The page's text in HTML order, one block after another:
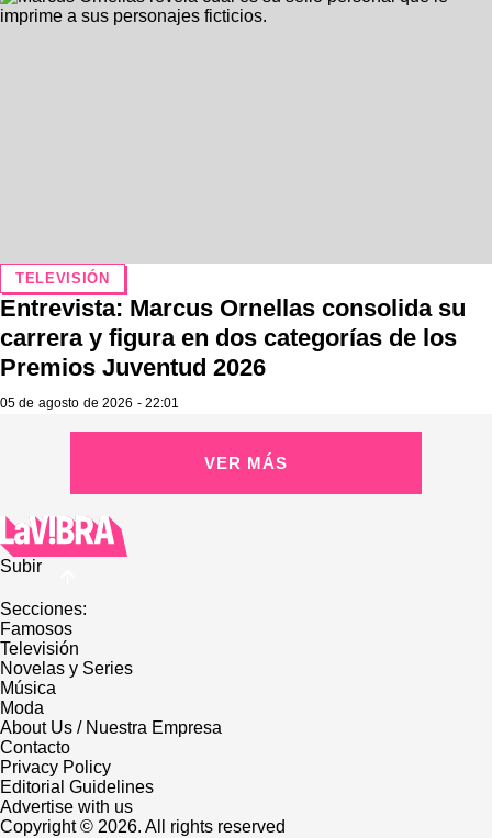
TELEVISIÓN
Entrevista: Marcus Ornellas consolida su
carrera y figura en dos categorías de los
Premios Juventud 2026
05 de agosto de 2026 - 22:01
VER MÁS
Subir
Secciones:
Famosos
Televisión
Novelas y Series
Música
Moda
About Us / Nuestra Empresa
Contacto
Privacy Policy
Editorial Guidelines
Advertise with us
Copyright © 2026. All rights reserved